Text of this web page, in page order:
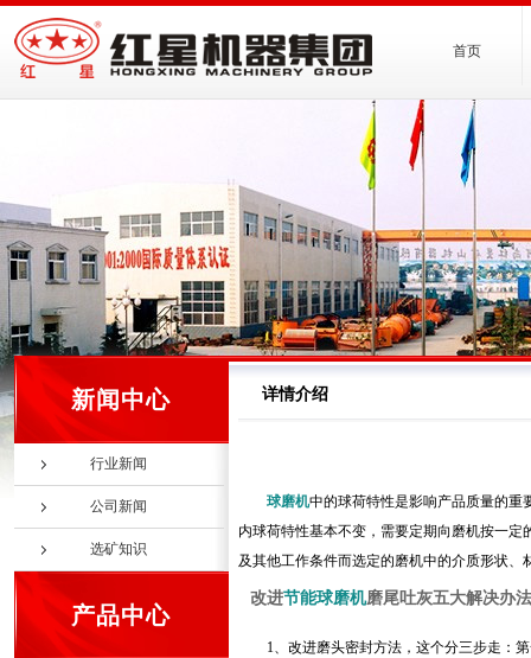
首页
新闻中心
行业新闻
公司新闻
选矿知识
产品中心
详情介绍
球磨机中的球荷特性是影响产品质量的重
内球荷特性基本不变，需要定期向磨机按一
及其他工作条件而选定的磨机中的介质形状
改进节能球磨机磨尾吐灰五大解决办
1、改进磨头密封方法，这个分三步走：